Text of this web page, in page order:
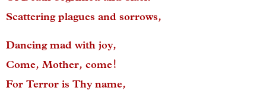
Scattering plagues and sorrows,
Dancing mad with joy,
Come, Mother, come!
For Terror is Thy name,